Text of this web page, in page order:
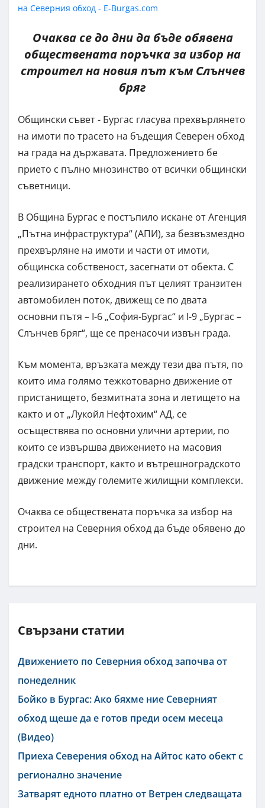
Очаква се до дни да бъде обявена
обществената поръчка за избор на
строител на новия път към Слънчев
бряг
Общински съвет - Бургас гласува прехвърлянето
на имоти по трасето на бъдещия Северен обход
на града на държавата. Предложението бе
прието с пълно мнозинство от всички общински
съветници.
В Община Бургас е постъпило искане от Агенция
„Пътна инфраструктура“ (АПИ), за безвъзмездно
прехвърляне на имоти и части от имоти,
общинска собственост, засегнати от обекта. С
реализирането обходния път целият транзитен
автомобилен поток, движещ се по двата
основни пътя – І-6 „София-Бургас“ и І-9 „Бургас –
Слънчев бряг“, ще се пренасочи извън града.
Към момента, връзката между тези два пътя, по
които има голямо тежкотоварно движение от
пристанището, безмитната зона и летището на
както и от „Лукойл Нефтохим“ АД, се
осъществява по основни улични артерии, по
които се извършва движението на масовия
градски транспорт, както и вътрешноградското
движение между големите жилищни комплекси.
Очаква се обществената поръчка за избор на
строител на Северния обход да бъде обявено до
дни.
Свързани статии
Движението по Северния обход започва от
понеделник
Бойко в Бургас: Ако бяхме ние Северният
обход щеше да е готов преди осем месеца
(Видео)
Приеха Северения обход на Айтос като обект с
регионално значение
Затварят едното платно от Ветрен следващата